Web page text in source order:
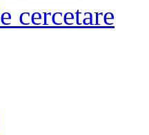
cercetare